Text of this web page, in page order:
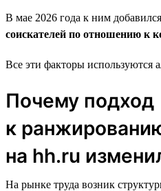
В мае 2026 года к ним
соискателей по отношению к
Все эти факторы используются
Почему подход
к
на hh.ru
На рынке труда возник